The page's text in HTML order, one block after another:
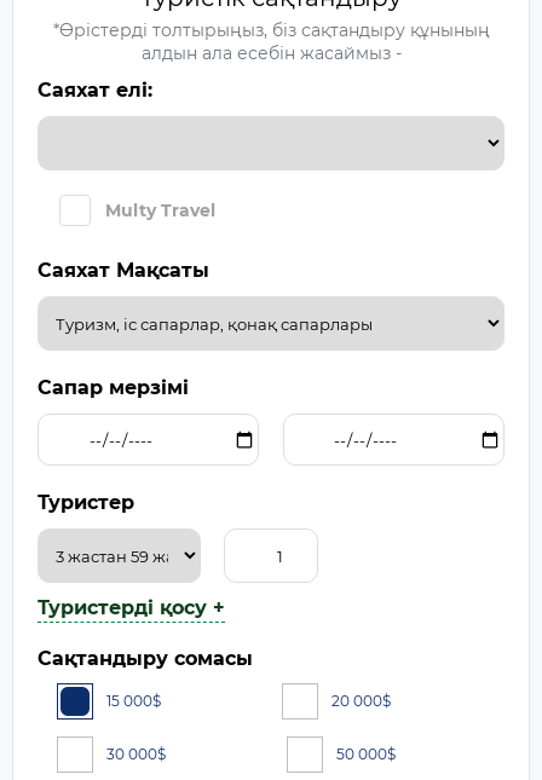
*Өрістерді толтырыңыз, біз сақтандыру құнының
алдын ала есебін жасаймыз -
Саяхат елі:
Multy Travel
Саяхат Мақсаты
Сапар мерзімі
Туристер
Туристерді қосу +
Сақтандыру сомасы
15 000$ 20 000$
30 000$ 50 000$